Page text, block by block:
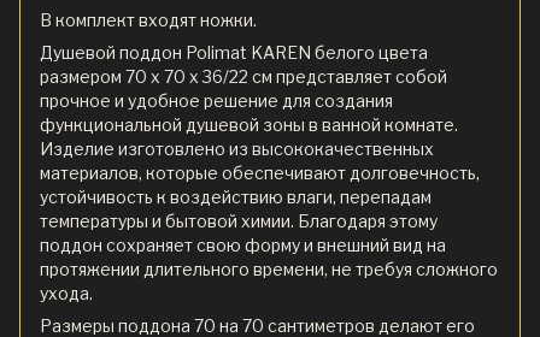
В комплект входят ножки.
Душевой поддон Polimat KAREN белого цвета
размером 70 х 70 х 36/22 см представляет собой
прочное и удобное решение для создания
функциональной душевой зоны в ванной комнате.
Изделие изготовлено из высококачественных
материалов, которые обеспечивают долговечность,
устойчивость к воздействию влаги, перепадам
температуры и бытовой химии. Благодаря этому
поддон сохраняет свою форму и внешний вид на
протяжении длительного времени, не требуя сложного
ухода.
Размеры поддона 70 на 70 сантиметров делают его